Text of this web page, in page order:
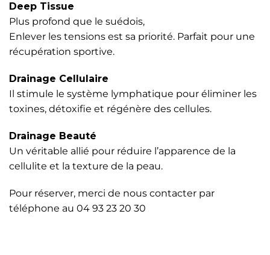
Deep Tissue
Plus profond que le suédois,
Enlever les tensions est sa priorité. Parfait pour une
récupération sportive.
Drainage Cellulaire
Il stimule le système lymphatique pour éliminer les
toxines, détoxifie et régénère des cellules.
Drainage Beauté
Un véritable allié pour réduire l’apparence de la
cellulite et la texture de la peau.
Pour réserver, merci de nous contacter par
téléphone au 04 93 23 20 30